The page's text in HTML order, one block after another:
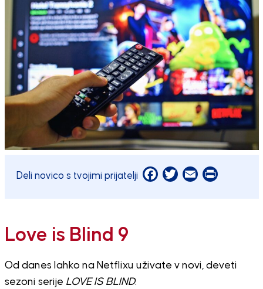
Deli novico s tvojimi prijatelji Facebook
Twitter
EmailPrint
Love is Blind 9
Od danes lahko na Netflixu uživate v novi, deveti
sezoni serije LOVE IS BLIND.